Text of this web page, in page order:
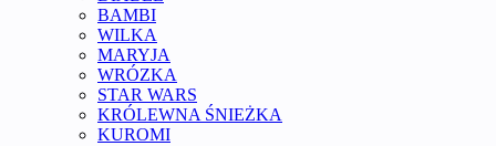
BAMBI
WILKA
MARYJA
WRÓZKA
STAR WARS
KRÓLEWNA ŚNIEŻKA
KUROMI